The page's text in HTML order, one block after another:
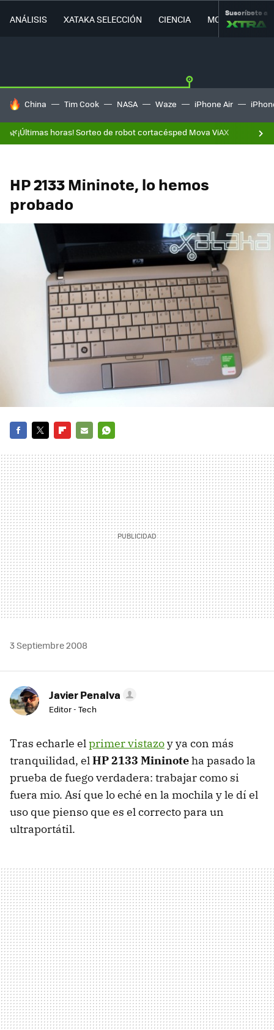
ANÁLISIS XATAKA SELECCIÓN CIENCIA MOVILIDAD
Suscríbete a
HOY SE HABLA DE
China Tim Cook NASA Waze iPhone Air
🌿¡Últimas horas! Sorteo de robot cortacésped Mova ViAX
HP 2133 Mininote, lo hemos
probado
MAIL
3 Septiembre 2008
Javier Penalva
Editor - Tech
Tras echarle elprimer vistazoy ya con más
tranquilidad, elHP 2133 Mininoteha pasado la
prueba de fuego verdadera: trabajar como si
fuera mio. Así que lo eché en la mochila y le dí el
uso que pienso que es el correcto para un
ultraportátil.